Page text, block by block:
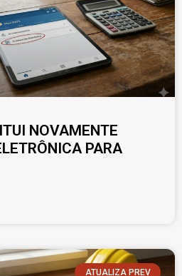
NOVAMENTE
PARA
ATUALIZA PREV